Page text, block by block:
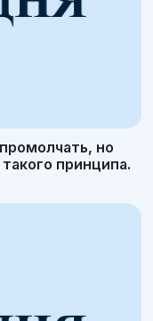
но
принципа.